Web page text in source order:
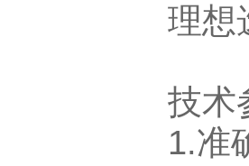
理想
技术
1.准